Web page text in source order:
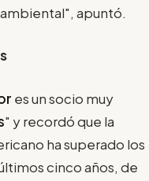
apuntó.
es un socio muy
" y recordó que la
ha superado los
cinco años, de